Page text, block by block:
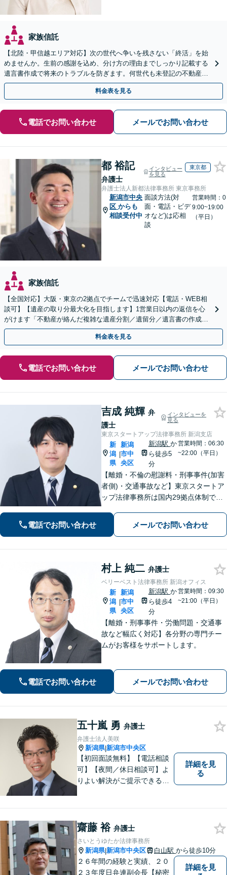
家族信託
【北陸・甲信越エリア対応】次の世代へ争いを残さない「終活」を始
めませんか。生前の感謝を込め、分け方の理由までしっかり記載する
遺言書作成で将来のトラブルを防ぎます。何世代も未登記の不動産問
題も対応可能。【電話相談・WEB面談可】
料金表を見る
電話でお問い合わせ メールでお問い合わせ
都 裕記
弁護士
インタビュー
を見る
東京都
弁護士法人新都法律事務所 東京事務所
新潟市中央
区 からも
相談受付中
面談方法(対
面・電話・ビデ
オなど)は応相
談
営業時間：0
9:00~19:00
（平日）
家族信託
【全国対応】大阪・東京の2拠点でチームで迅速対応【電話・WEB相
談可】【遺産の取り分最大化を目指します】1営業日以内の返信を心
がけます「不動産が絡んだ複雑な遺産分割／遺留分／遺言書の作成・
執行／事業承継など、お任せください」【休日相談あり】
料金表を見る
電話でお問い合わせ メールでお問い合わせ
吉成 純輝 弁
護士
インタビューを
見る
東京スタートアップ法律事務所 新潟支店
新
潟
県
|
新潟
市中
央区
新潟駅 か
ら徒歩5
分
営業時間：06:30
~22:00（平日）
【離婚・不倫の慰謝料・刑事事件(加害
者側)・交通事故など】東京スタートア
ップ法律事務所は国内29拠点体制で全
対応(法律相談は完全予約制)】各分野で
専門性の高い弁護士が寄り添い解決を
電話でお問い合わせ メールでお問い合わせ
村上 純二 弁護士
ベリーベスト法律事務所 新潟オフィス
新
潟
県
|
新潟
市中
央区
新潟駅 か
ら徒歩4
分
営業時間：09:30
~21:00（平日）
【離婚・刑事事件・労働問題・交通事
故など幅広く対応】各分野の専門チー
ムがお客様をサポートします。
電話でお問い合わせ メールでお問い合わせ
五十嵐 勇 弁護士
弁護士法人美咲
新潟県|新潟市中央区
【初回面談無料】【電話相談
可】【夜間／休日相談可】よ
りよい解決がご提示できるよ
詳細を見
る
齋藤 裕 弁護士
さいとうゆたか法律事務所
新潟県|新潟市中央区 白山駅 から徒歩10分
２６年間の経験と実績、２０
２３年度日弁連副会長【秘密
詳細を見